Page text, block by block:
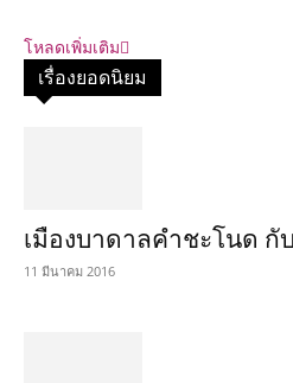
โหลดเพิ่มเติม
เรื่องยอดนิยม
เมืองบาดาลคำชะโนด กั
11 มีนาคม 2016